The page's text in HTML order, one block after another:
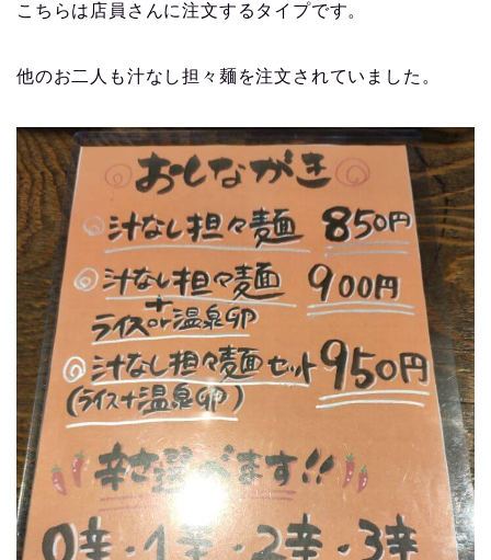
こちらは店員さんに注文するタイプです。
他のお二人も汁なし担々麺を注文されていました。